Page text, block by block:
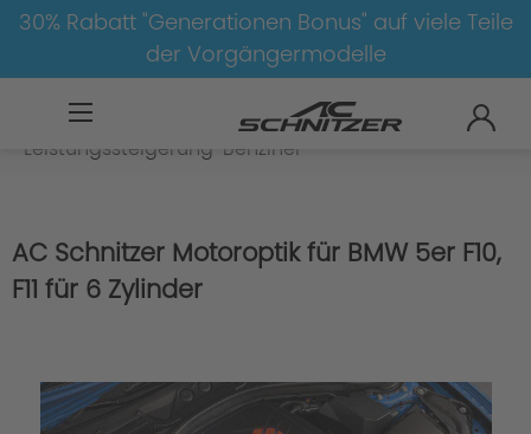
30% Rabatt "Generationen Bonus" auf viele Teile
der Vorgängermodelle
5er-F10/F11
Leistungssteigerung-Benziner
AC Schnitzer Motoroptik für BMW 5er F10,
F11 für 6 Zylinder